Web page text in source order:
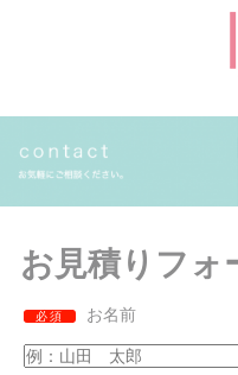
お見積りフォ
必須 お名前